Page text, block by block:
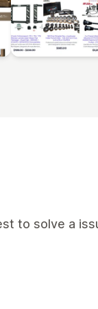
to solve a